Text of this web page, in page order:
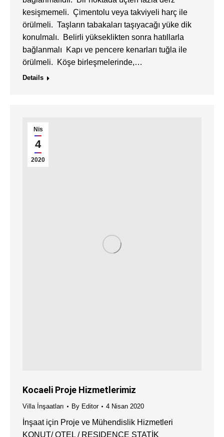
kesişmemeli. ​ Çimentolu veya takviyeli harç ile
örülmeli. ​ Taşların tabakaları taşıyacağı yüke dik
konulmalı. ​ Belirli yükseklikten sonra hatıllarla
bağlanmalı ​ Kapı ve pencere kenarları tuğla ile
örülmeli. ​ Köşe birleşmelerinde,…
Details
Nis
4
2020
Kocaeli Proje Hizmetlerimiz
Villa İnşaatları By Editor 4 Nisan 2020
İnşaat için Proje ve Mühendislik Hizmetleri
KONUT/ OTEL / RESIDENCE STATİK